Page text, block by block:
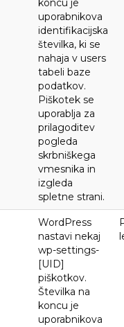
koncu je
uporabnikova
identifikacijska
številka, ki se
nahaja v users
tabeli baze
podatkov.
Piškotek se
uporablja za
prilagoditev
pogleda
skrbniškega
vmesnika in
izgleda
spletne strani.
WordPress
nastavi nekaj
wp-settings-
[UID]
piškotkov.
Številka na
koncu je
uporabnikova